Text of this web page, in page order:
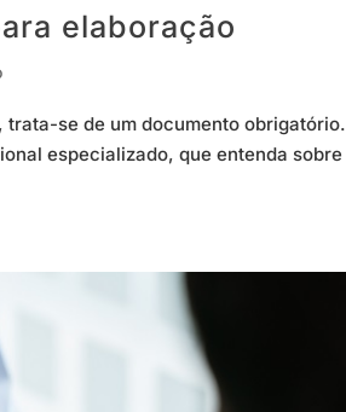
elaboração
se de um documento obrigatório.
especializado, que entenda sobre